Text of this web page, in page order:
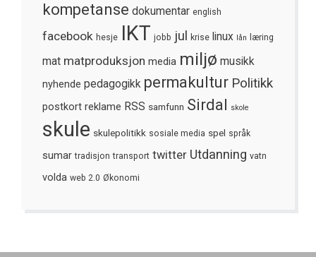
kompetanse dokumentar english
facebook hesje IKT jobb jul krise linux lån læring
mat matproduksjon media miljø musikk
nyhende pedagogikk permakultur Politikk
postkort reklame RSS samfunn Sirdal skole
skule skulepolitikk sosiale media spel språk
sumar tradisjon transport twitter Utdanning vatn
volda web 2.0 Økonomi